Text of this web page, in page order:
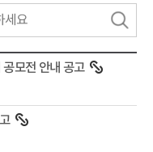
검
색
모전 안내 공고